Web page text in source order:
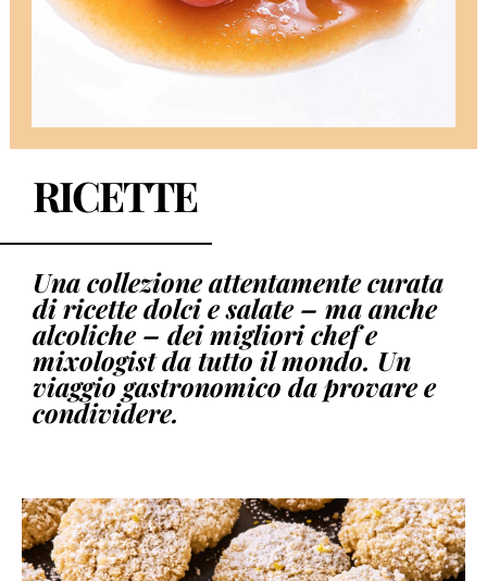
RICETTE
Una collezione attentamente curata
di ricette dolci e salate – ma anche
alcoliche – dei migliori chef e
mixologist da tutto il mondo. Un
viaggio gastronomico da provare e
condividere.